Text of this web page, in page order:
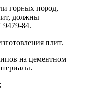
горных пород,
должны
9479-84.
плит.
на цементном